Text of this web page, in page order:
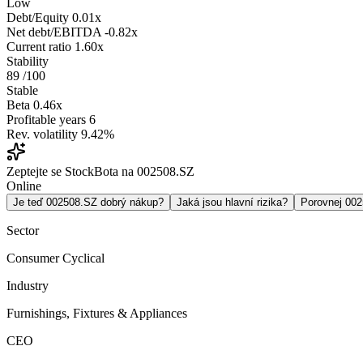
Low
Debt/Equity 0.01x
Net debt/EBITDA -0.82x
Current ratio 1.60x
Stability
89 /100
Stable
Beta 0.46x
Profitable years 6
Rev. volatility 9.42%
Zeptejte se StockBota na 002508.SZ
Online
Je teď 002508.SZ dobrý nákup? Jaká jsou hlavní rizika? Porovnej
Sector
Consumer Cyclical
Industry
Furnishings, Fixtures & Appliances
CEO